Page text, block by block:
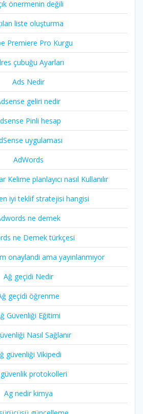
önermenin değili
liste oluşturma
Premiere Pro Kurgu
çubuğu Ayarları
Ads Nedir
geliri nedir
Pinli hesap
uygulaması
AdWords
planlayıcı nasıl Kullanılır
iyi teklif stratejisi hangisi
ne demek
ne Demek türkçesi
onaylandi ama yayınlanmıyor
Ağ geçidi Nedir
geçidi öğrenme
Güvenliği Eğitimi
Nasıl Sağlanır
güvenliği Vikipedi
protokolleri
Ag nedir kimya